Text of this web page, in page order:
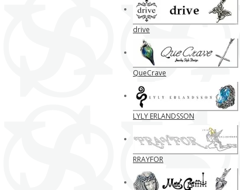
drive
QueCrave
LYLY ERLANDSSON
RRAYFOR